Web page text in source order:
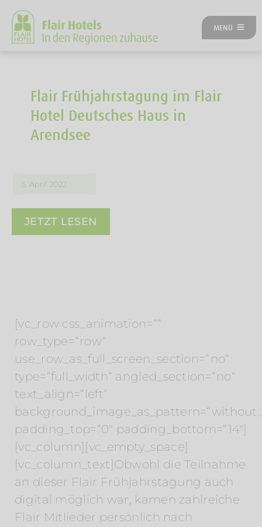
Zum
Inhalt
springen
MENÜ
UNSERE HOTELS
REISEKATEGORIEN
Flair Frühjahrstagung im Flair
Hotel Deutsches Haus in
Arendsee
5. April 2022
JETZT LESEN
[vc_row css_animation=““
row_type=“row“
use_row_as_full_screen_section=“no“
type=“full_width“ angled_section=“no“
text_align=“left“
padding_top=“0″ padding_bottom=“14″]
[vc_column][vc_empty_space]
[vc_column_text]Obwohl die Teilnahme
an dieser Flair Frühjahrstagung auch
digital möglich war, kamen zahlreiche
Flair Mitlieder persönlich nach